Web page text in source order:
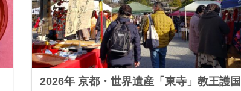
2026年 京都・世界遺産「東寺」教王護国